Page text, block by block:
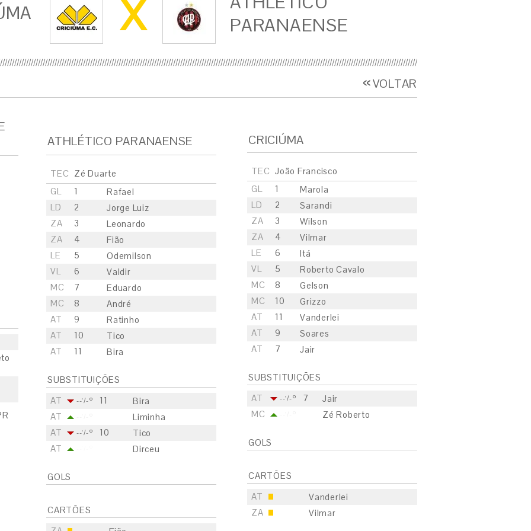
X
PARANAENSE
VOLTAR
CRICIÚMA
TEC João Francisco
GL
1
Marola
LD
2
Sarandi
ZA
3
Wilson
ZA
4
Vilmar
LE
6
Itá
VL
5
Roberto Cavalo
MC
8
Gelson
MC
10
Grizzo
AT
11
Vanderlei
AT
9
Soares
AT
7 Jair
SUBSTITUIÇÕES
AT
--'/-º 7
Jair
MC
Zé Roberto
GOLS
CARTÕES
AT
Vanderlei
ZA
Vilmar
ATHLÉTICO PARANAENSE
TEC Zé Duarte
GL
1
Rafael
LD
2
Jorge Luiz
ZA
3
Leonardo
ZA
4
Fião
LE
5
Odemilson
VL
6
Valdir
MC
7
Eduardo
MC
8
André
AT
9
Ratinho
AT
10
Tico
AT
11 Bira
SUBSTITUIÇÕES
AT
--'/-º 11
Bira
AT
Liminha
AT
--'/-º 10
Tico
AT
Dirceu
GOLS
CARTÕES